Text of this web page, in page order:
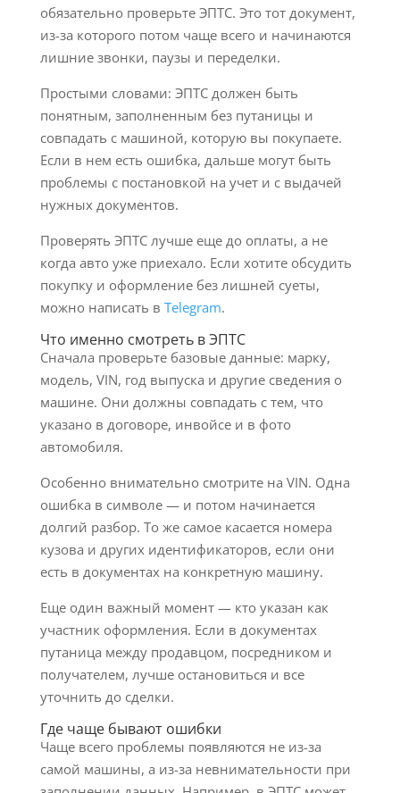
обязательно проверьте ЭПТС. Это тот документ,
из-за которого потом чаще всего и начинаются
лишние звонки, паузы и переделки.
Простыми словами: ЭПТС должен быть
понятным, заполненным без путаницы и
совпадать с машиной, которую вы покупаете.
Если в нем есть ошибка, дальше могут быть
проблемы с постановкой на учет и с выдачей
нужных документов.
Проверять ЭПТС лучше еще до оплаты, а не
когда авто уже приехало. Если хотите обсудить
покупку и оформление без лишней суеты,
можно написать в Telegram.
Что именно смотреть в ЭПТС
Сначала проверьте базовые данные: марку,
модель, VIN, год выпуска и другие сведения о
машине. Они должны совпадать с тем, что
указано в договоре, инвойсе и в фото
автомобиля.
Особенно внимательно смотрите на VIN. Одна
ошибка в символе — и потом начинается
долгий разбор. То же самое касается номера
кузова и других идентификаторов, если они
есть в документах на конкретную машину.
Еще один важный момент — кто указан как
участник оформления. Если в документах
путаница между продавцом, посредником и
получателем, лучше остановиться и все
уточнить до сделки.
Где чаще бывают ошибки
Чаще всего проблемы появляются не из-за
самой машины, а из-за невнимательности при